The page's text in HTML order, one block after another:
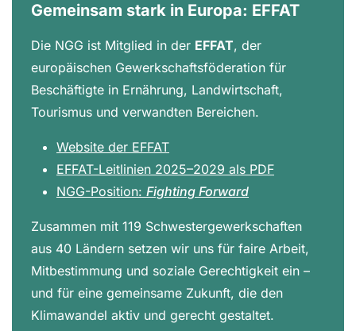
Gemeinsam stark in Europa: EFFAT
Die NGG ist Mitglied in der EFFAT, der
europäischen Gewerkschaftsföderation für
Beschäftigte in Ernährung, Landwirtschaft,
Tourismus und verwandten Bereichen.
Website der EFFAT
EFFAT-Leitlinien 2025–2029 als PDF
NGG-Position: Fighting Forward
Zusammen mit 119 Schwestergewerkschaften
aus 40 Ländern setzen wir uns für faire Arbeit,
Mitbestimmung und soziale Gerechtigkeit ein –
und für eine gemeinsame Zukunft, die den
Klimawandel aktiv und gerecht gestaltet.